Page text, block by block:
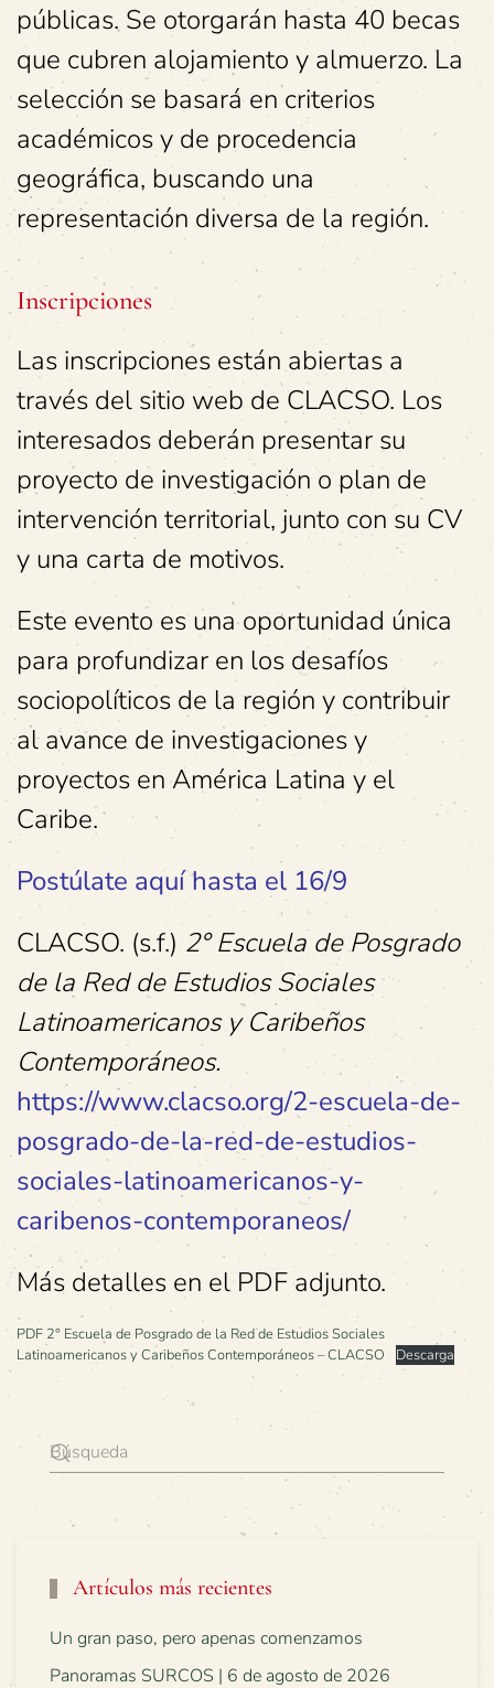
públicas. Se otorgarán hasta 40 becas
que cubren alojamiento y almuerzo. La
selección se basará en criterios
académicos y de procedencia
geográfica, buscando una
representación diversa de la región.
Inscripciones
Las inscripciones están abiertas a
través del sitio web de CLACSO. Los
interesados deberán presentar su
proyecto de investigación o plan de
intervención territorial, junto con su CV
y una carta de motivos.
Este evento es una oportunidad única
para profundizar en los desafíos
sociopolíticos de la región y contribuir
al avance de investigaciones y
proyectos en América Latina y el
Caribe.
Postúlate aquí hasta el 16/9
CLACSO. (s.f.) 2° Escuela de Posgrado
de la Red de Estudios Sociales
Latinoamericanos y Caribeños
Contemporáneos.
https://www.clacso.org/2-escuela-de-
posgrado-de-la-red-de-estudios-
sociales-latinoamericanos-y-
caribenos-contemporaneos/
Más detalles en el PDF adjunto.
PDF 2° Escuela de Posgrado de la Red de Estudios Sociales
Latinoamericanos y Caribeños Contemporáneos – CLACSO
Descarga
Artículos más recientes
Un gran paso, pero apenas comenzamos
Panoramas SURCOS | 6 de agosto de 2026